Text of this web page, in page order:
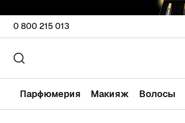
0 800 215 013
Парфюмерия Макияж Волосы